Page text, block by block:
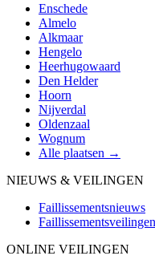
Enschede
Almelo
Alkmaar
Hengelo
Heerhugowaard
Den Helder
Hoorn
Nijverdal
Oldenzaal
Wognum
Alle plaatsen →
NIEUWS & VEILINGEN
Faillissementsnieuws
Faillissementsveilingen
ONLINE VEILINGEN